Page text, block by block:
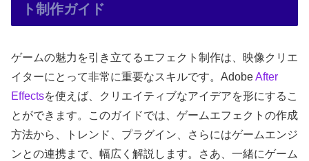
ト制作ガイド
ゲームの魅力を引き立てるエフェクト制作は、映像クリエ
イターにとって非常に重要なスキルです。AdobeAfter
Effectsを使えば、クリエイティブなアイデアを形にするこ
とができます。このガイドでは、ゲームエフェクトの作成
方法から、トレンド、プラグイン、さらにはゲームエンジ
ンとの連携まで、幅広く解説します。さあ、一緒にゲーム